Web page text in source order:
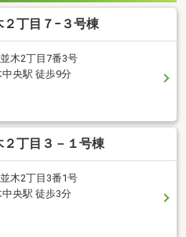
丁目７−３号棟
木2丁目7番3号
央駅 徒歩9分
丁目３－１号棟
木2丁目3番1号
央駅 徒歩3分